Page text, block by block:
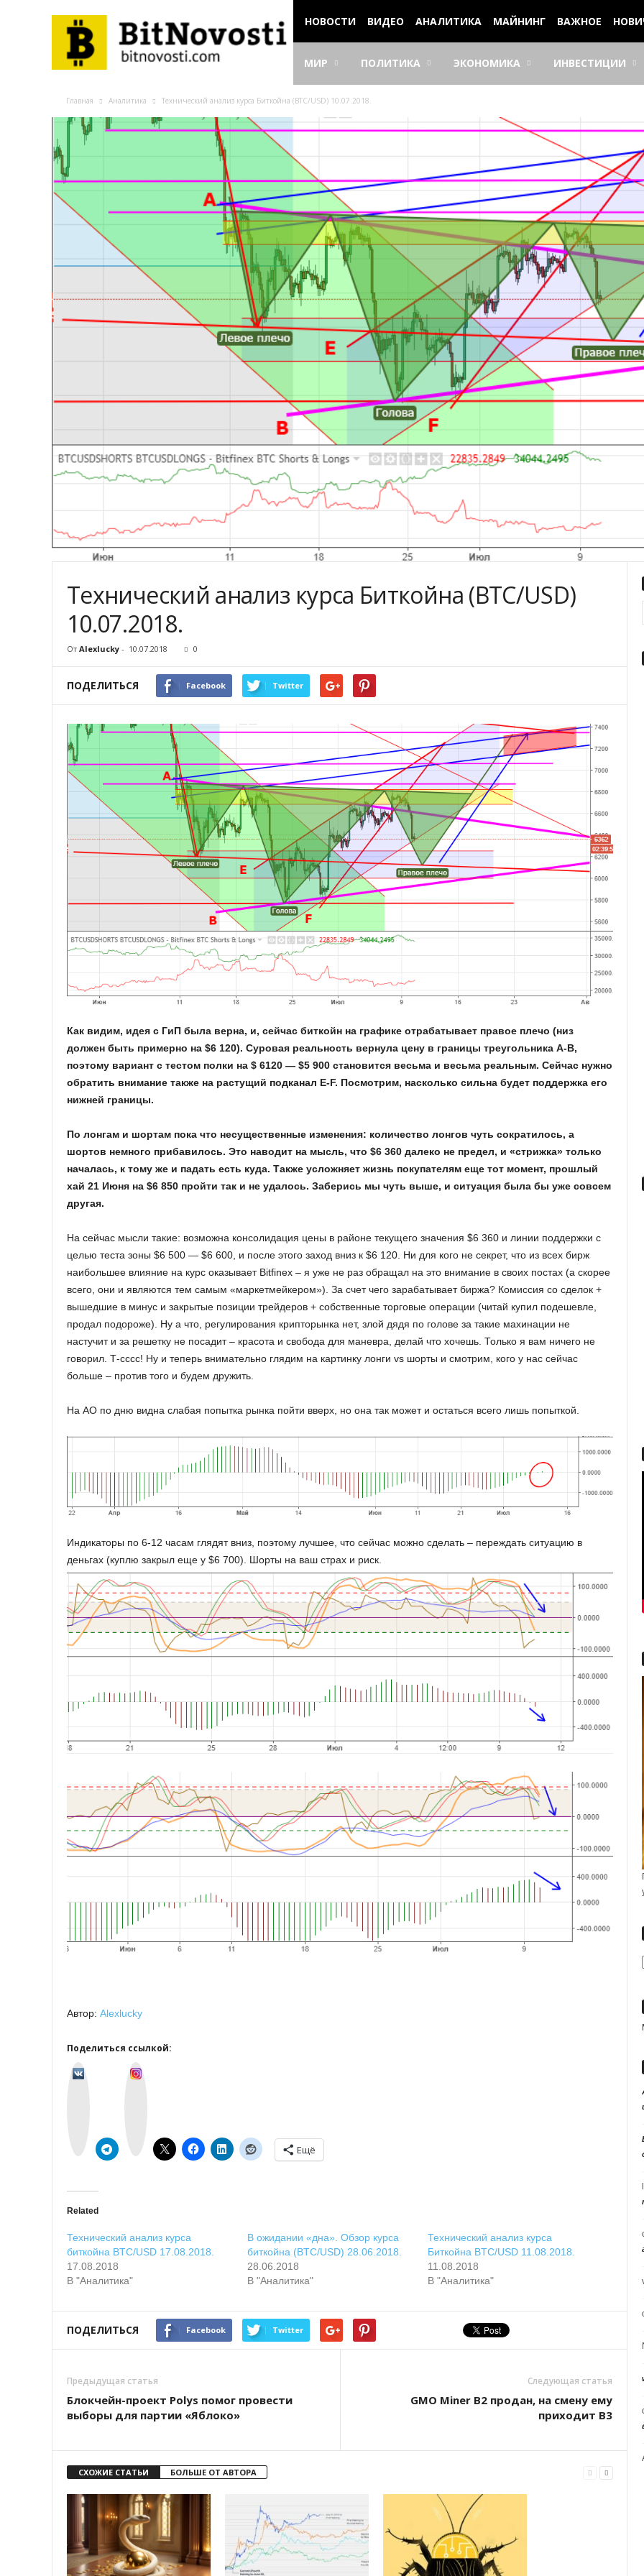
НОВОСТИ ВИДЕО АНАЛИТИКА МАЙНИНГ ВАЖНОЕ
МИР ПОЛИТИКА ЭКОНОМИКА ИНВЕСТИЦИИ
Главная Аналитика Технический анализ курса Биткойна (BTC/USD) 10.07.2018.
Технический анализ курса Биткойна (BTC/USD)
10.07.2018.
От Alexlucky - 10.07.2018 0
ПОДЕЛИТЬСЯ Facebook Twitter
Как видим, идея с ГиП была верна, и, сейчас биткойн на графике отрабатывает правое плечо (низ
должен быть примерно на $6 120). Суровая реальность вернула цену в границы треугольника A-B,
поэтому вариант с тестом полки на $ 6120 — $5 900 становится весьма и весьма реальным. Сейчас нужно
обратить внимание также на растущий подканал E-F. Посмотрим, насколько сильна будет поддержка его
нижней границы.
По лонгам и шортам пока что несущественные изменения: количество лонгов чуть сократилось, а
шортов немного прибавилось. Это наводит на мысль, что $6 360 далеко не предел, и «стрижка» только
началась, к тому же и падать есть куда. Также усложняет жизнь покупателям еще тот момент, прошлый
хай 21 Июня на $6 850 пройти так и не удалось. Заберись мы чуть выше, и ситуация была бы уже совсем
другая.
На сейчас мысли такие: возможна консолидация цены в районе текущего значения $6 360 и линии поддержки с
целью теста зоны $6 500 — $6 600, и после этого заход вниз к $6 120. Ни для кого не секрет, что из всех бирж
наибольшее влияние на курс оказывает Bitfinex – я уже не раз обращал на это внимание в своих постах (а скорее
всего, они и являются тем самым «маркетмейкером»). За счет чего зарабатывает биржа? Комиссия со сделок +
вышедшие в минус и закрытые позиции трейдеров + собственные торговые операции (читай купил подешевле,
продал подороже). Ну а что, регулирования крипторынка нет, злой дядя по голове за такие махинации не
настучит и за решетку не посадит – красота и свобода для маневра, делай что хочешь. Только я вам ничего не
говорил. Т-сссс! Ну и теперь внимательно глядим на картинку лонги vs шорты и смотрим, кого у нас сейчас
больше – против того и будем дружить.
На AO по дню видна слабая попытка рынка пойти вверх, но она так может и остаться всего лишь попыткой.
Индикаторы по 6-12 часам глядят вниз, поэтому лучшее, что сейчас можно сделать – переждать ситуацию в
деньгах (куплю закрыл еще у $6 700). Шорты на ваш страх и риск.
Автор: Alexlucky
Поделиться ссылкой:
Ещё
Related
Технический анализ курса
биткойна BTC/USD 17.08.2018.
17.08.2018
В "Аналитика"
В ожидании «дна». Обзор курса
биткойна (BTC/USD) 28.06.2018.
28.06.2018
В "Аналитика"
Технический анализ курса
Биткойна BTC/USD 11.08.2018.
11.08.2018
В "Аналитика"
ПОДЕЛИТЬСЯ Facebook Twitter
Предыдущая статья
Блокчейн-проект Polys помог провести
выборы для партии «Яблоко»
Следующая статья
GMO Miner B2 продан, на смену ему
приходит B3
СХОЖИЕ СТАТЬИ БОЛЬШЕ ОТ АВТОРА